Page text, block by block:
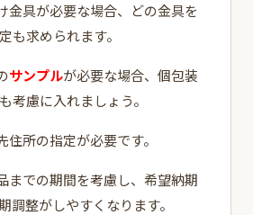
金具が必要な場合、どの金具を
も求められます。
サンプルが必要な場合、個包装
考慮に入れましょう。
住所の指定が必要です。
までの期間を考慮し、希望納期
調整がしやすくなります。